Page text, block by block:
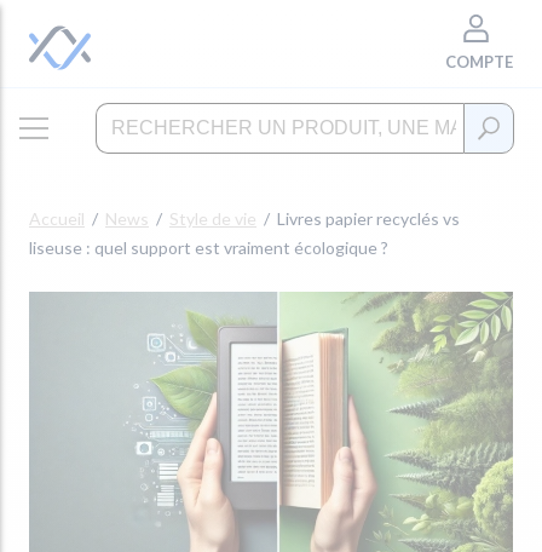
COMPTE
Accueil News Style de vie
Livres papier recyclés vs
liseuse : quel support est vraiment écologique ?